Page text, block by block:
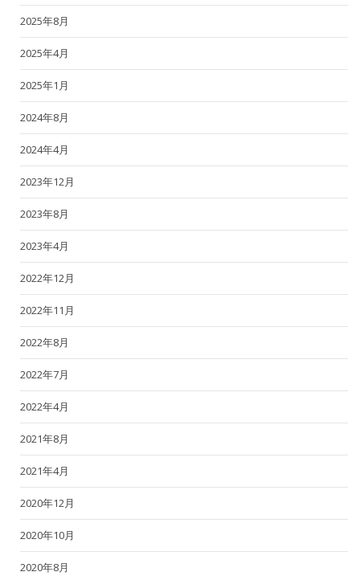
2025年8月
2025年4月
2025年1月
2024年8月
2024年4月
2023年12月
2023年8月
2023年4月
2022年12月
2022年11月
2022年8月
2022年7月
2022年4月
2021年8月
2021年4月
2020年12月
2020年10月
2020年8月